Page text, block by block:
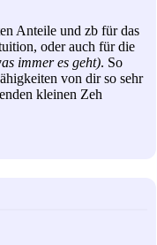
Anteile und zb für das
oder auch für die
immer es geht). So
von dir so sehr
kleinen Zeh